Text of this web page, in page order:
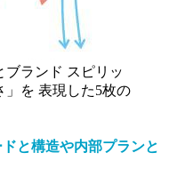
ブランド スピリッ
」を 表現した5枚の
と構造や内部プランと